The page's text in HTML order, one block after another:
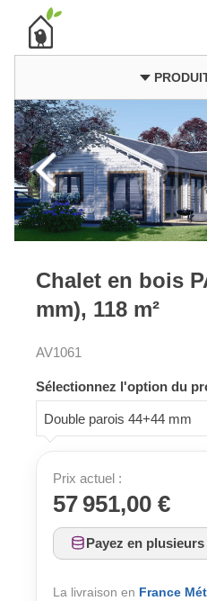
Chalet en bois
mm), 118 m²
AV1061
Sélectionnez l'option du
Double parois 44+44 mm
Prix actuel :
57 951,00 €
Payez en
La livraison en France